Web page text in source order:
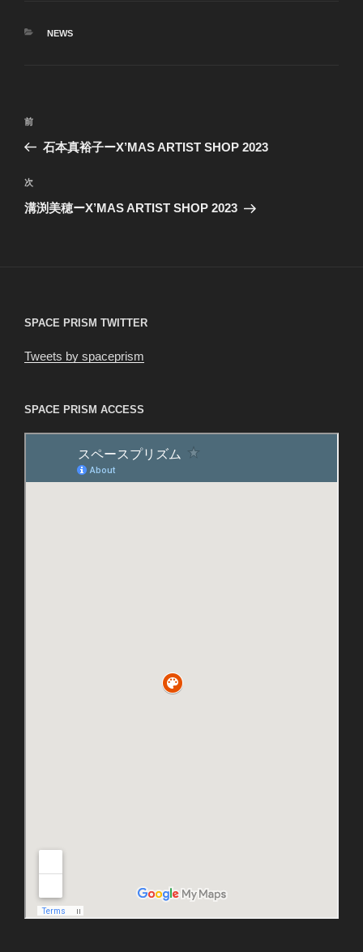
カ
NEWS
投
ビ
ゲ
前
の
稿
前
石本真裕子ーX’MAS ARTIST SHOP 2023
次
の
次
溝渕美穂ーX’MAS ARTIST SHOP 2023
SPACE PRISM TWITTER
Tweets by spaceprism
SPACE PRISM ACCESS